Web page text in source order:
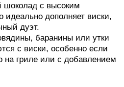
шоколад с высоким
идеально дополняет виски,
дуэт.
баранины или утки
с виски, особенно если
на гриле или с добавлением